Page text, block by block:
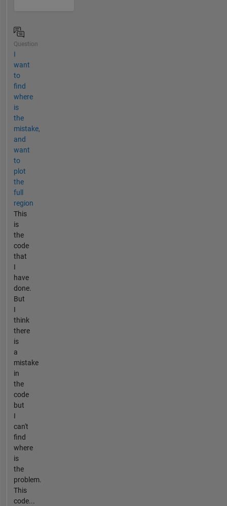
Question
I
want
to
find
where
is
the
mistake,
and
want
to
plot
the
full
region
This
is
the
code
that
I
have
done.
But
I
think
there
is
a
mistake
in
the
code
but
I
can't
find
where
is
the
problem.
This
code...